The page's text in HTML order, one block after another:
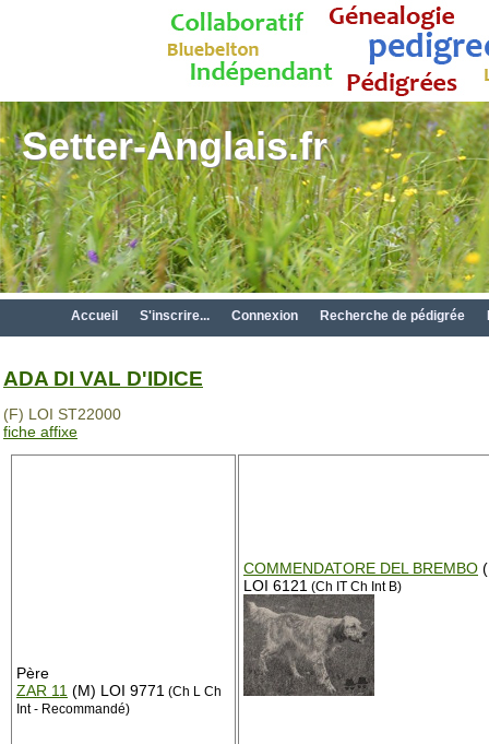
Setter-Anglais.fr
Accueil S'inscrire... Connexion Recherche de pédigrée
ADA DI VAL D'IDICE
(F) LOI ST22000
fiche affixe
Père
ZAR 11 (M) LOI 9771 (Ch L Ch
Int - Recommandé)
COMMENDATORE DEL BREMBO
LOI 6121 (Ch IT Ch Int B)